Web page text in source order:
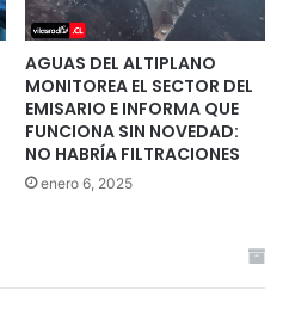
AGUAS DEL ALTIPLANO
MONITOREA EL SECTOR DEL
EMISARIO E INFORMA QUE
FUNCIONA SIN NOVEDAD:
NO HABRÍA FILTRACIONES
enero 6, 2025